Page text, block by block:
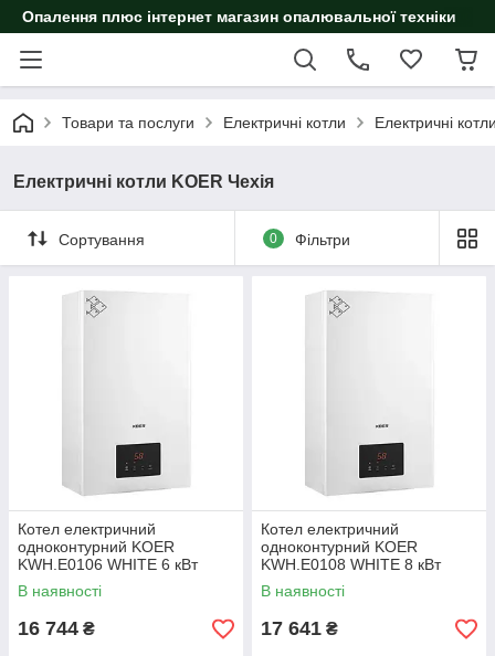
Опалення плюс інтернет магазин опалювальної техніки
Товари та послуги Електричні котли Електричні
Електричні котли KOER Чехія
Сортування 0 Фільтри
Котел електричний
одноконтурний KOER
KWH.E0106 WHITE 6 кВт
колір білий (KR5558)
В наявності
16 744 ₴
Котел електричний
одноконтурний KOER
KWH.E0108 WHITE 8 кВт
колір білий (KR5559)
В наявності
17 641 ₴